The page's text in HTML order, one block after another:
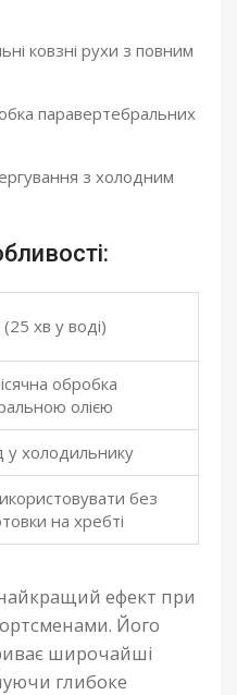
ковзні рухи з повним
паравертебральних
з холодним
(25 хв у воді)
обробка
олією
у холодильнику
без
на хребті
ефект при
Його
широчайші
глибоке